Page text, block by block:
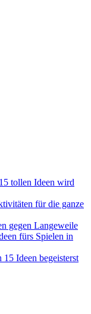
tollen Ideen wird
für die ganze
gegen Langeweile
fürs Spielen in
Ideen begeisterst